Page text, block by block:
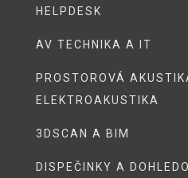
HELPDESK
AV TECHNIKA A IT
PROSTOROVÁ
ELEKTROAKUSTIKA
3DSCAN A BIM
DISPEČINKY A